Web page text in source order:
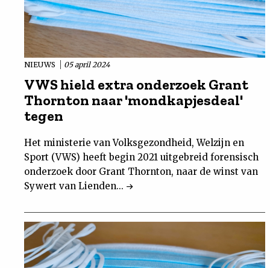
NIEUWS 05 april 2024
VWS hield extra onderzoek Grant
Thornton naar 'mondkapjesdeal'
tegen
Het ministerie van Volksgezondheid, Welzijn en
Sport (VWS) heeft begin 2021 uitgebreid forensisch
onderzoek door Grant Thornton, naar de winst van
Sywert van Lienden...